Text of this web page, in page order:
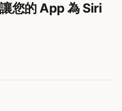
您的 App 為 Siri